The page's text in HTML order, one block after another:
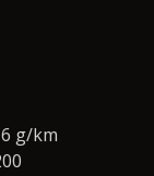
g/km